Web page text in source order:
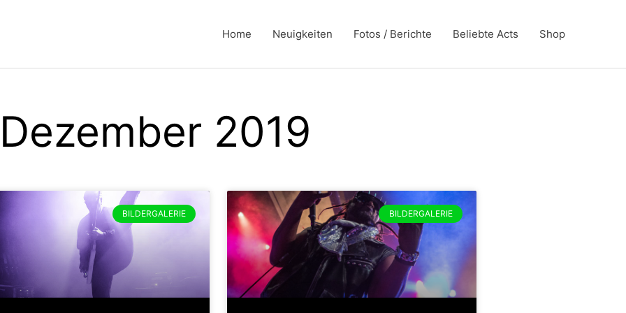
Home Neuigkeiten Fotos / Berichte Beliebte Acts Shop
2019
BILDERGALERIE BILDERGALERIE